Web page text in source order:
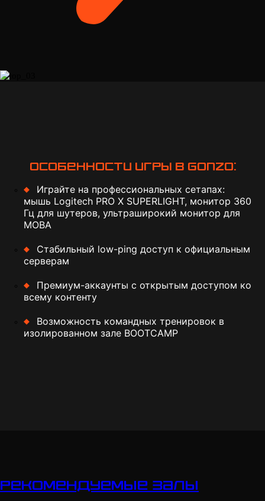
Особенности игры в Gonzo:
Играйте на профессиональных сетапах:
мышь Logitech PRO X SUPERLIGHT, монитор 360
Гц для шутеров, ультраширокий монитор для
МОВА
Стабильный low-ping доступ к официальным
серверам
Премиум-аккаунты с открытым доступом ко
всему контенту
Возможность командных тренировок в
изолированном зале BOOTCAMP
Рекомендуемые залы